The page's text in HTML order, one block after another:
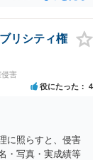
リシティ権
侵害
役にたった 4
に照らすと、侵害
・写真・実成績等